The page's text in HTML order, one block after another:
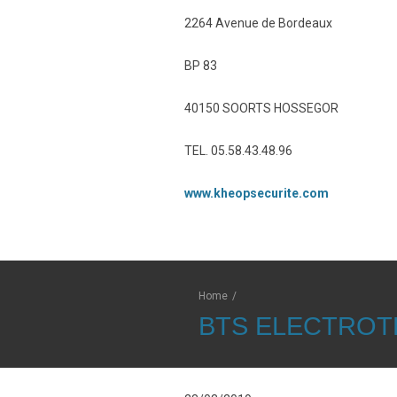
2264 Avenue de Bordeaux
BP 83
40150 SOORTS HOSSEGOR
TEL. 05.58.43.48.96
www.kheopsecurite.com
Home /
BTS